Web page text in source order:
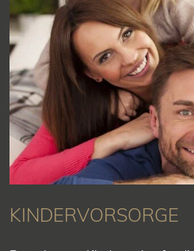
KINDER­VORSORGE